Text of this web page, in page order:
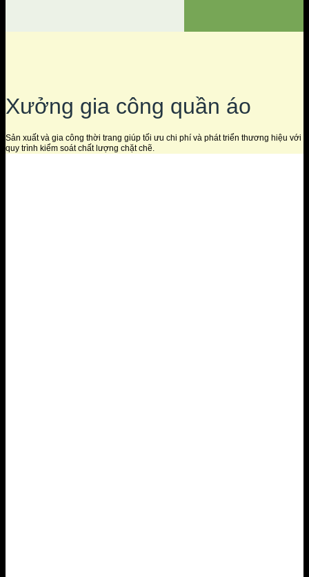
Xưởng gia công quần áo
Sản xuất và gia công thời trang giúp tối ưu chi phí và phát triển thương hiệu với
quy trình kiểm soát chất lượng chặt chẽ.